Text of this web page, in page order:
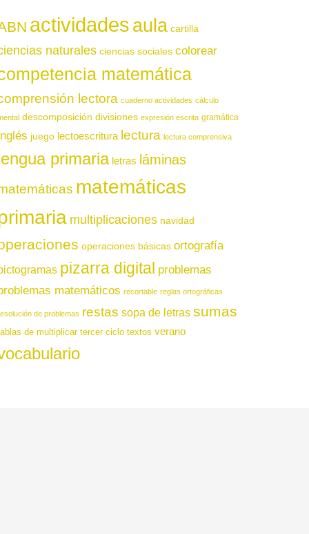
actividadesaula cartilla
naturales ciencias sociales colorear
matemática
lectora cuaderno actividades cálculo
descomposición divisiones expresión escrita gramática
juego lectoescritura lectura lectura comprensiva
primaria letras láminas
matemáticas
multiplicaciones navidad
operaciones básicas ortografía
pizarra digital problemas
matemáticos recortable reglas ortográficas
de problemas restas sopa de letras sumas
de multiplicar tercer ciclo textos verano